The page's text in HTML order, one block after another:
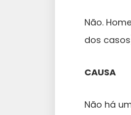
Não.
dos
CAUSA
Não há